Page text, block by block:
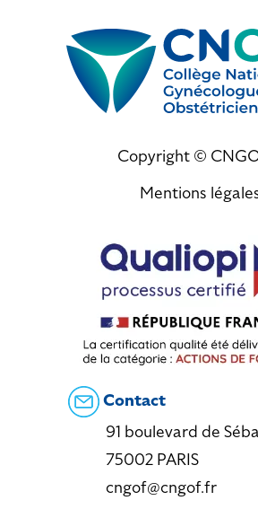
Copyright ©
Mentions
Contact
91 boulevard de
75002 PARIS
cngof@cngof.fr